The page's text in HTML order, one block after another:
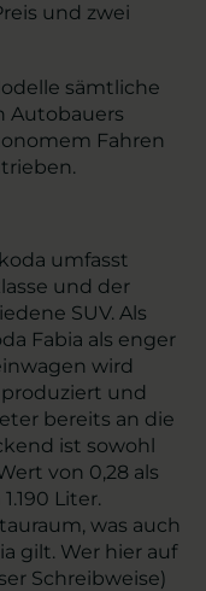
und zwei
sämtliche
Autobauers
Fahren
umfasst
und der
SUV. Als
Fabia als enger
wird
und
bereits an die
ist sowohl
von 0,28 als
Liter.
was auch
gilt. Wer hier auf
Schreibweise)